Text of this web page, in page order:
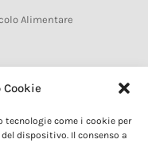
tecnologie come i cookie per
dispositivo. Il consenso a
Alimentare